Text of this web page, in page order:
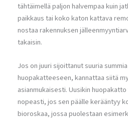
tähtäimellä paljon halvempaa kuin
paikkaus tai koko katon kattava
nostaa rakennuksen
takaisin.
Jos on juuri sijoittanut suuria
huopakatteeseen, kannattaa siitä
asianmukaisesti. Uusikin
nopeasti, jos sen päälle kerääntyy
bioroskaa, jossa puolestaan